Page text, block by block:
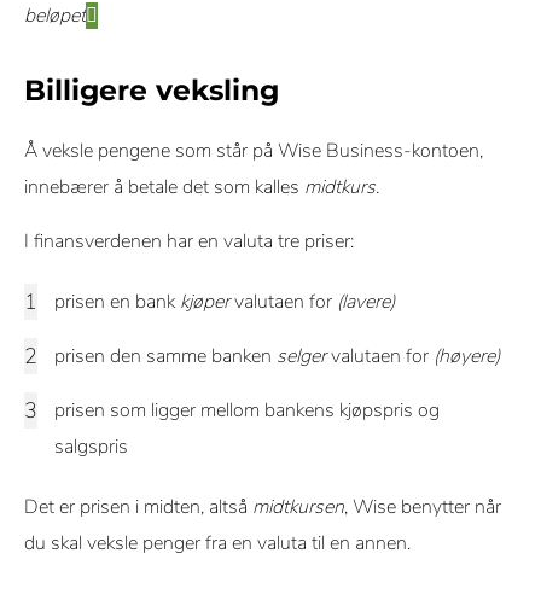
beløpet
Billigere veksling
Å veksle pengene som står på Wise Business-kontoen,
innebærer å betale det som kalles midtkurs.
I finansverdenen har en valuta tre priser:
prisen en bankkjøpervalutaen for (lavere)
prisen den samme banken selgervalutaen for (høyere)
prisen som ligger mellom bankens kjøpspris og
salgspris
Det er prisen i midten, altså midtkursen, Wise benytter når
du skal veksle penger fra en valuta til en annen.